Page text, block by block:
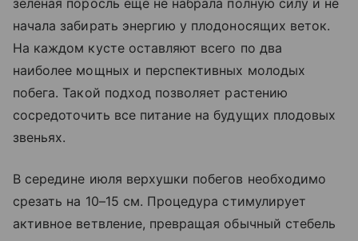
зеленая поросль еще не набрала полную силу и не
начала забирать энергию у плодоносящих веток.
На каждом кусте оставляют всего по два
наиболее мощных и перспективных молодых
побега. Такой подход позволяет растению
сосредоточить все питание на будущих плодовых
звеньях.
В середине июля верхушки побегов необходимо
срезать на 10–15 см. Процедура стимулирует
активное ветвление, превращая обычный стебель